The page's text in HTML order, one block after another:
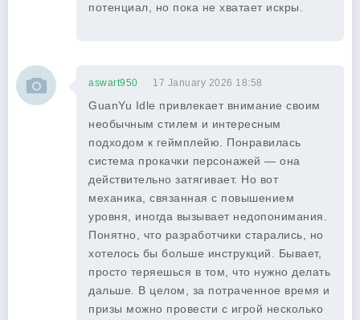
потенциал, но пока не хватает искры.
aswart950 17 January 2026 18:58
GuanYu Idle привлекает внимание своим
необычным стилем и интересным
подходом к геймплейю. Понравилась
система прокачки персонажей — она
действительно затягивает. Но вот
механика, связанная с повышением
уровня, иногда вызывает недопонимания.
Понятно, что разработчики старались, но
хотелось бы больше инструкций. Бывает,
просто теряешься в том, что нужно делать
дальше. В целом, за потраченное время и
призы можно провести с игрой несколько